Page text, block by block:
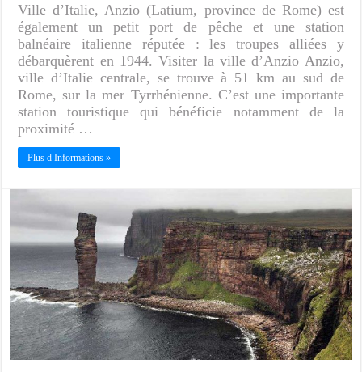
Ville d’Italie, Anzio (Latium, province de Rome) est
également un petit port de pêche et une station
balnéaire italienne réputée : les troupes alliées y
débarquèrent en 1944. Visiter la ville d’Anzio Anzio,
ville d’Italie centrale, se trouve à 51 km au sud de
Rome, sur la mer Tyrrhénienne. C’est une importante
station touristique qui bénéficie notamment de la
proximité …
Plus d Informations »